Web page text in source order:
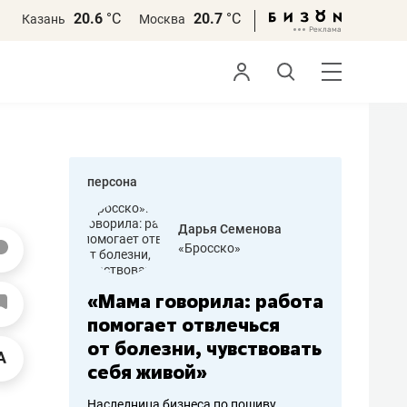
Казань 20.6 °С Москва 20.7 °С
персона
Дарья Семенова
«Бросско»
«Мама говорила: работа
помогает отвлечься
от болезни, чувствовать
себя живой»